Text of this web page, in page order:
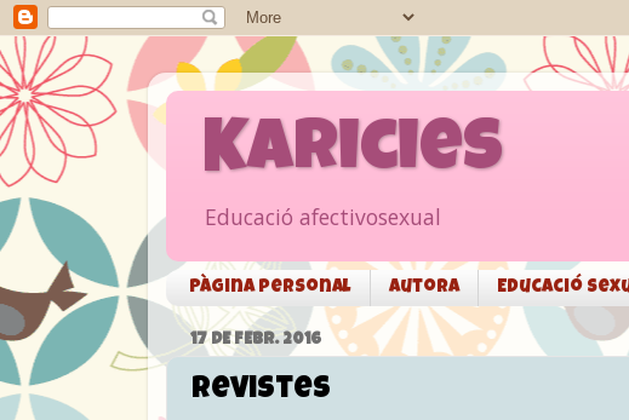
Karicies
Educació afectivosexual
Pàgina personal Autora Educació
17 DE FEBR. 2016
Revistes